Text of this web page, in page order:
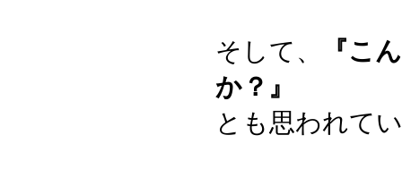
そして、
『こ
か？』
とも思われて